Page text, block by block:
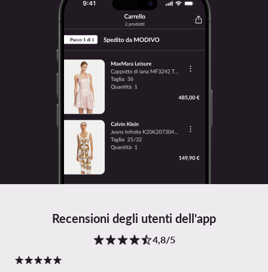
Recensioni degli utenti dell'app
4,8/5